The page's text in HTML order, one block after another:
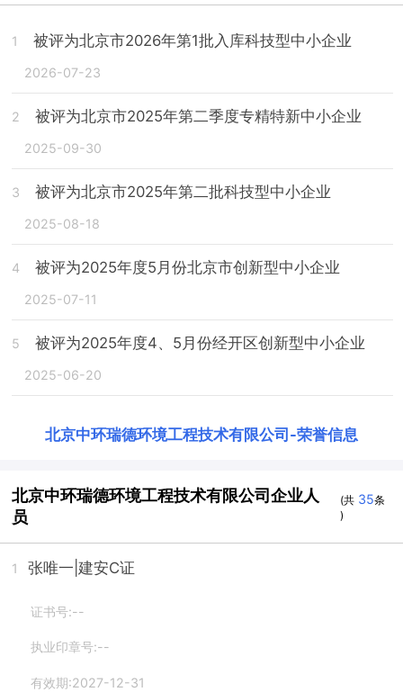
1 被评为北京市2026年第1批入库科技型中小企业
2026-07-23
2 被评为北京市2025年第二季度专精特新中小企业
2025-09-30
3 被评为北京市2025年第二批科技型中小企业
2025-08-18
4 被评为2025年度5月份北京市创新型中小企业
2025-07-11
5 被评为2025年度4、5月份经开区创新型中小企业
2025-06-20
北京中环瑞德环境工程技术有限公司 -荣誉信息
北京中环瑞德环境工程技术有限公司企业人
员
(共 35条
)
1 张唯一 |建安C证
证书号:--
执业印章号:--
有效期:2027-12-31